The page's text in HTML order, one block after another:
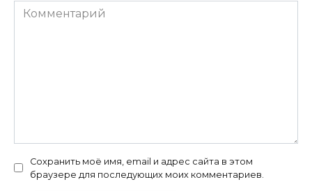
Комментарий
Сохранить моё имя, email и адрес сайта в этом
браузере для последующих моих комментариев.